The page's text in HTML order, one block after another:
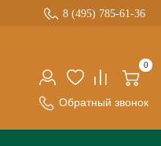
0
Обратный звонок
8 (495) 785-61-36